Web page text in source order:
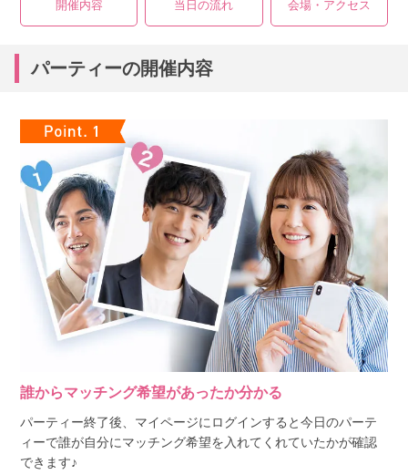
開催内容 当日の流れ 会場・アクセス
パーティーの開催内容
誰からマッチング希望があったか分かる
パーティー終了後、マイページにログインすると今日のパーテ
ィーで誰が自分にマッチング希望を入れてくれていたかが確認
できます♪